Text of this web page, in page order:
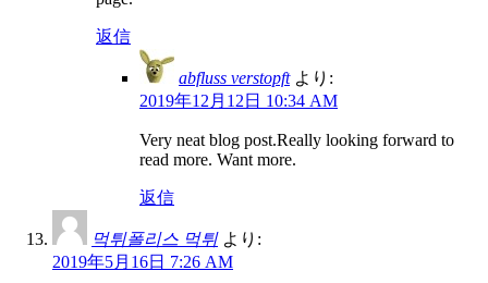
返信
abfluss verstopft より:
2019年12月12日 10:34 AM
Very neat blog post.Really looking forward to
read more. Want more.
返信
먹튀폴리스 먹튀 より:
2019年5月16日 7:26 AM